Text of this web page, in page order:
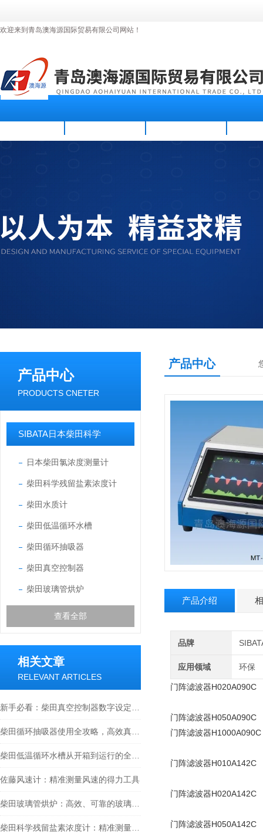
欢迎来到青岛澳海源国际贸易有限公司网站！
产品中心
PRODUCTS CNETER
SIBATA日本柴田科学
日本柴田氯浓度测量计
柴田科学残留盐素浓度计
柴田水质计
柴田低温循环水槽
柴田循环抽吸器
柴田真空控制器
柴田玻璃管烘炉
查看全部
相关文章
RELEVANT ARTICLES
佐藤风速计：精准测量风速的得力工具
产品中心
产品介绍
品牌
应用领域 环保
门阵滤波器H020A090C
门阵滤波器H050A090C
门阵滤波器H1000A090C
门阵滤波器H010A142C
门阵滤波器H020A142C
门阵滤波器H050A142C